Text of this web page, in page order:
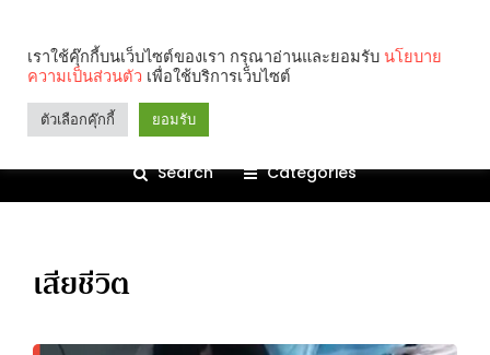
Search Categories
เสียชีวิต
เราใช้คุ๊กกี้บนเว็บไซต์ของเรา กรุณาอ่านและยอมรับ นโยบาย
ความเป็นส่วนตัว เพื่อใช้บริการเว็บไซต์
ตัวเลือกคุ๊กกี้ ยอมรับ